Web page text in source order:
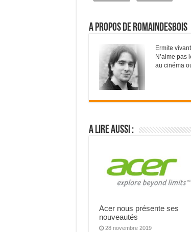
A propos de RomainDesBois
Ermite
N’aime pas
au cinéma
A lire aussi :
Acer nous présente ses
nouveautés
28 novembre 2019